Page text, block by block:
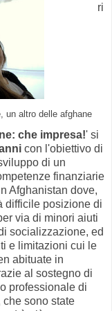
un altro delle afghane
ri
che impresa!' si
con l'obiettivo di
di un
finanziarie
Afghanistan dove,
difficile posizione di
via di minori aiuti
socializzazione, ed
e limitazioni cui le
abituate in
al sostegno di
professionale di
che sono state